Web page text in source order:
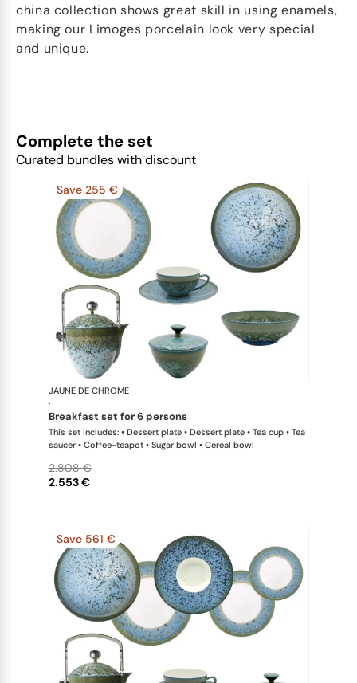
china collection shows great skill in using enamels,
making our Limoges porcelain look very special
and unique.
Complete the set
Curated bundles with discount
Save 255 €
JAUNE DE CHROME
·
breakfast set for 6 persons
This set includes: • Dessert plate • Dessert plate • Tea cup • Tea
saucer • Coffee-teapot • Sugar bowl • Cereal bowl
2.553 €
2.808 €
Save 561 €